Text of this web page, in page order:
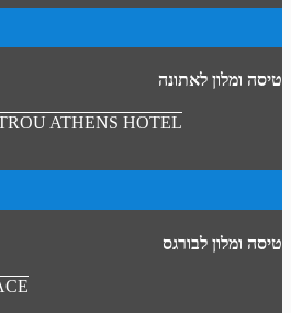
טיסה ומלון לאתונה
ATHENS HOTEL
טיסה ומלון לבורגס